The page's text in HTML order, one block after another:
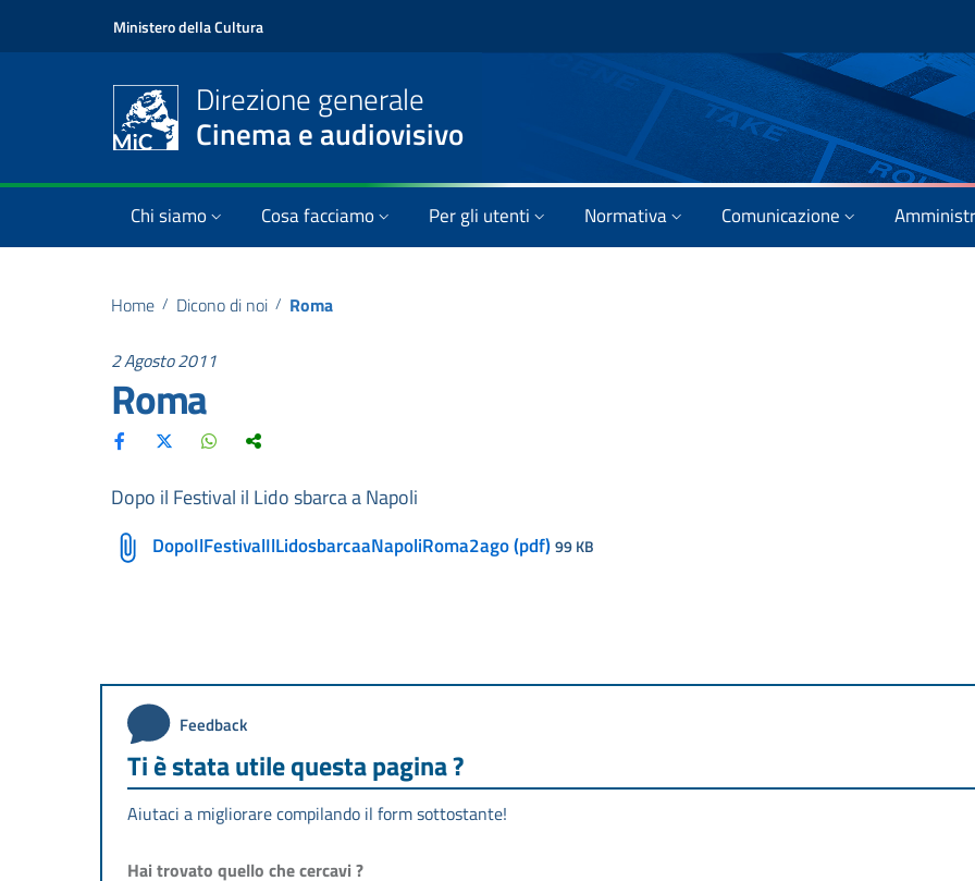
Ministero della Cultura
Direzione generale
Cinema e audiovisivo
Chi siamo Cosa facciamo Per gli utenti Normativa Comunicazione
Home / Dicono di noi / Roma
2 Agosto 2011
Roma
Dopo il Festival il Lido sbarca a Napoli
DopoIlFestivalIlLidosbarcaaNapoliRoma2ago (pdf)99 KB
Feedback
Ti è stata utile questa pagina ?
Aiutaci a migliorare compilando il form sottostante!
Hai trovato quello che cercavi ?